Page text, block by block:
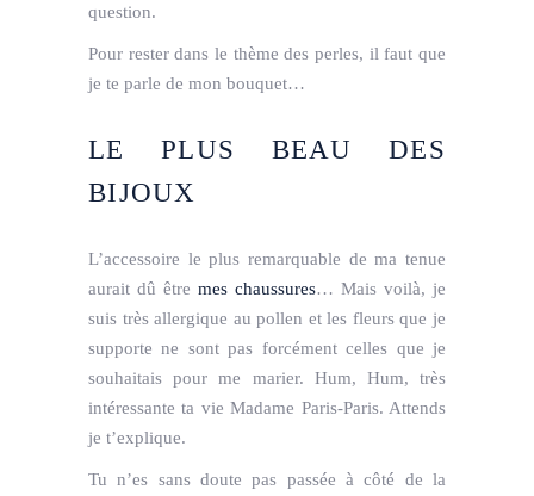
question.
Pour rester dans le thème des perles, il faut que
je te parle de mon bouquet…
LE PLUS BEAU DES
BIJOUX
L’accessoire le plus remarquable de ma tenue
aurait dû être mes chaussures… Mais voilà, je
suis très allergique au pollen et les fleurs que je
supporte ne sont pas forcément celles que je
souhaitais pour me marier. Hum, Hum, très
intéressante ta vie Madame Paris-Paris. Attends
je t’explique.
Tu n’es sans doute pas passée à côté de la